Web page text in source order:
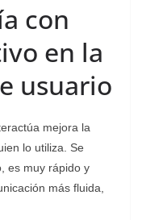
con
en la
usuario
mejora la
lo utiliza. Se
es muy rápido y
más fluida,